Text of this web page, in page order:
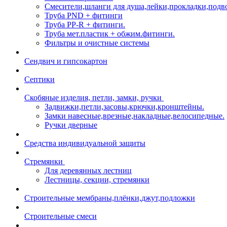
Смесители,шланги для
Труба PND + фитинги
Труба PP-R + фитинги.
Труба мет.пластик + обжим.фитинги.
Фильтры и очистные системы
Сендвич и гипсокартон
Септики
Скобяные изделия, петли, замки, ручки
Задвижки,петли,засовы,крючки,кронштейны.
Замки навесные,врезные,накладные,велосипедные.
Ручки дверные
Средства индивидуальной защиты
Стремянки
Для деревянных лестниц
Лестницы, секции, стремянки
Строительные мембраны,плёнки,джут,подложки
Строительные смеси